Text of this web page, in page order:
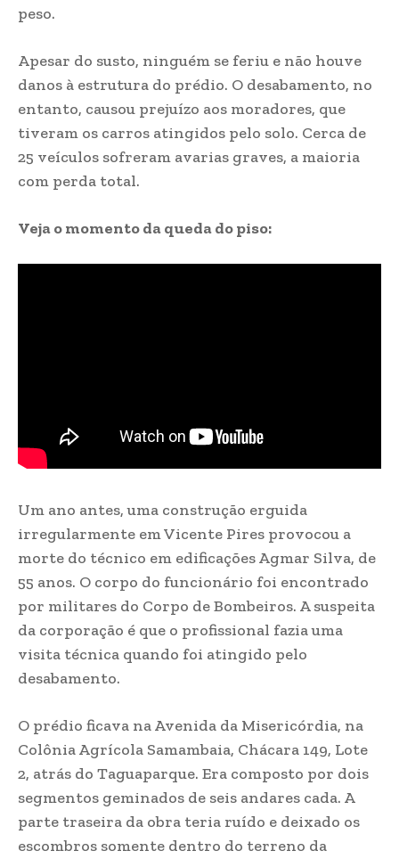
peso.
Apesar do susto, ninguém se feriu e não houve
danos à estrutura do prédio. O desabamento, no
entanto, causou prejuízo aos moradores, que
tiveram os carros atingidos pelo solo. Cerca de
25 veículos sofreram avarias graves, a maioria
com perda total.
Veja o momento da queda do piso:
Um ano antes, uma construção erguida
irregularmente em Vicente Pires provocou a
morte do técnico em edificações Agmar Silva, de
55 anos. O corpo do funcionário foi encontrado
por militares do Corpo de Bombeiros. A suspeita
da corporação é que o profissional fazia uma
visita técnica quando foi atingido pelo
desabamento.
O prédio ficava na Avenida da Misericórdia, na
Colônia Agrícola Samambaia, Chácara 149, Lote
2, atrás do Taguaparque. Era composto por dois
segmentos geminados de seis andares cada. A
parte traseira da obra teria ruído e deixado os
escombros somente dentro do terreno da